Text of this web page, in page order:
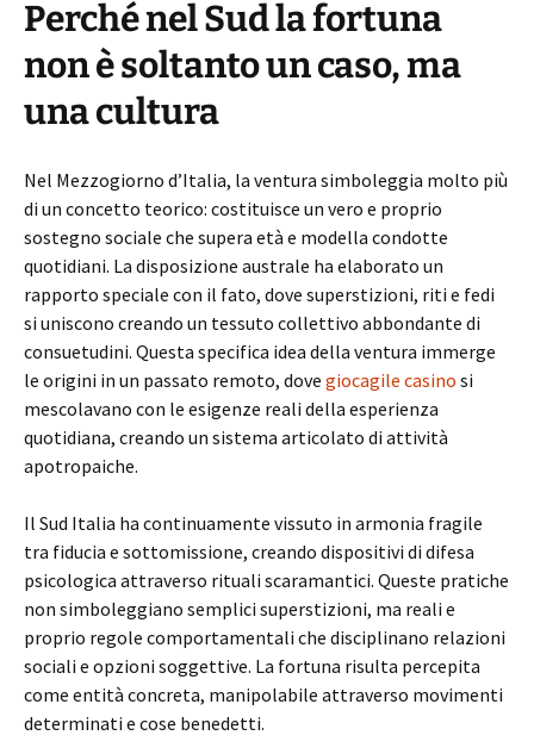
Perché nel Sud la fortuna
non è soltanto un caso, ma
una cultura
Nel Mezzogiorno d’Italia, la ventura simboleggia molto più
di un concetto teorico: costituisce un vero e proprio
sostegno sociale che supera età e modella condotte
quotidiani. La disposizione australe ha elaborato un
rapporto speciale con il fato, dove superstizioni, riti e fedi
si uniscono creando un tessuto collettivo abbondante di
consuetudini. Questa specifica idea della ventura immerge
le origini in un passato remoto, dove giocagile casino si
mescolavano con le esigenze reali della esperienza
quotidiana, creando un sistema articolato di attività
apotropaiche.
Il Sud Italia ha continuamente vissuto in armonia fragile
tra fiducia e sottomissione, creando dispositivi di difesa
psicologica attraverso rituali scaramantici. Queste pratiche
non simboleggiano semplici superstizioni, ma reali e
proprio regole comportamentali che disciplinano relazioni
sociali e opzioni soggettive. La fortuna risulta percepita
come entità concreta, manipolabile attraverso movimenti
determinati e cose benedetti.